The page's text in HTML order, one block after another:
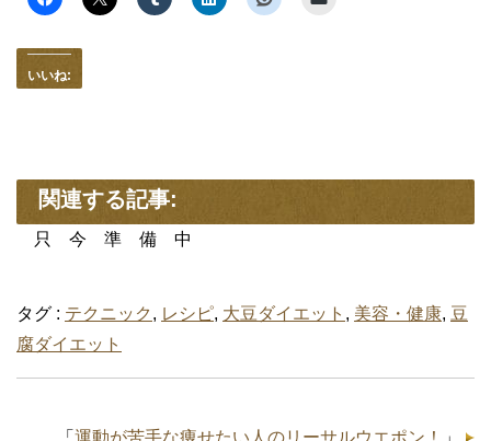
いいね:
関連する記事:
只 今 準 備 中
タグ : テクニック , レシピ, 大豆ダイエット , 美容・健康, 豆
腐ダイエット